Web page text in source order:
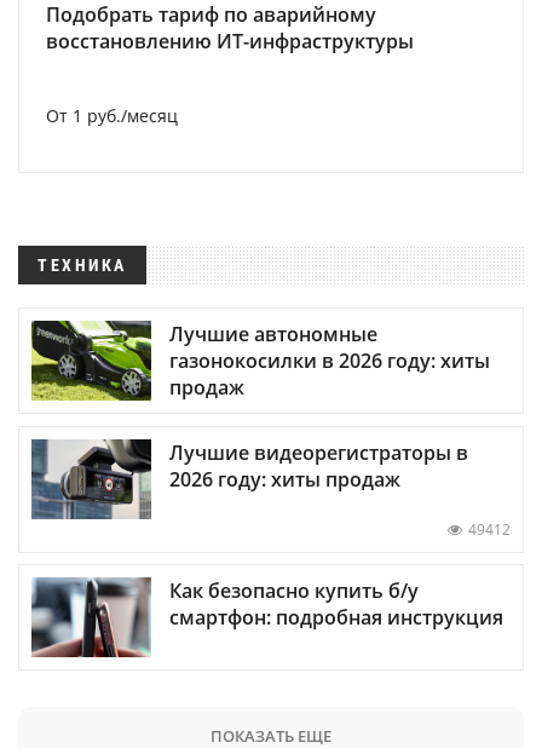
Подобрать тариф по аварийному
восстановлению ИТ-инфраструктуры
От 1 руб./месяц
ТЕХНИКА
Лучшие автономные
газонокосилки в 2026 году: хиты
продаж
Лучшие видеорегистраторы в
2026 году: хиты продаж
49412
Как безопасно купить б/у
смартфон: подробная инструкция
ПОКАЗАТЬ ЕЩЕ